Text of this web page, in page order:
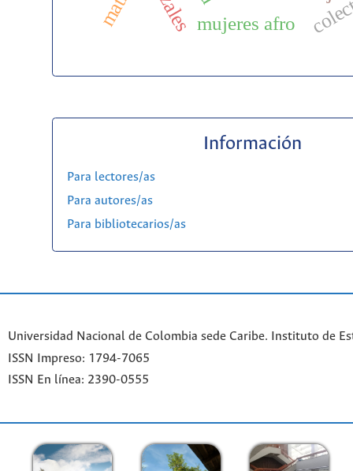
mujeres afro
Información
Para lectores/as
Para autores/as
Para bibliotecarios/as
Universidad Nacional de Colombia sede Caribe. Instituto de
ISSN Impreso: 1794-7065
ISSN En línea: 2390-0555